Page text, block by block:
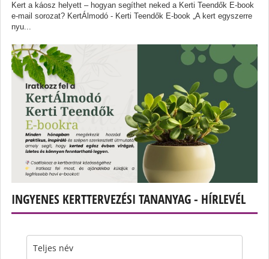
Kert a káosz helyett – hogyan segíthet neked a Kerti Teendők E-book
e-mail sorozat? KertÁlmodó - Kerti Teendők E-book „A kert egyszerre
nyu...
INGYENES KERTTERVEZÉSI TANANYAG - HÍRLEVÉL